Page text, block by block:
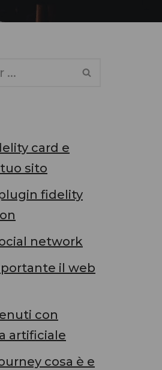
card e
sito
fidelity
network
il web
con
artificiale
cosa è e